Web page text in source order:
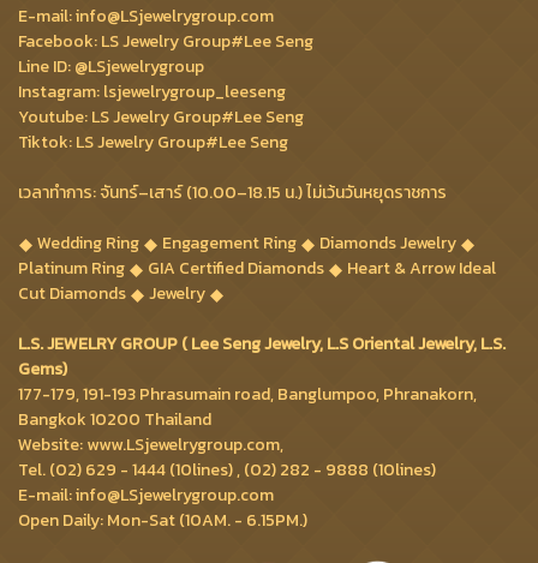
E-mail: info@LSjewelrygroup.com
Facebook: LS Jewelry Group#Lee Seng
Line ID: @LSjewelrygroup
Instagram: lsjewelrygroup_leeseng
Youtube: LS Jewelry Group#Lee Seng
Tiktok: LS Jewelry Group#Lee Seng
เวลาทำการ: จันทร์–เสาร์ (10.00–18.15 น.) ไม่เว้นวันหยุดราชการ
Wedding Ring
Engagement Ring
Diamonds Jewelry
Platinum Ring
GIA Certified Diamonds
Heart & Arrow Ideal
Cut Diamonds
Jewelry
L.S. JEWELRY GROUP ( Lee Seng Jewelry, L.S Oriental Jewelry, L.S.
Gems)
177-179, 191-193 Phrasumain road, Banglumpoo, Phranakorn,
Bangkok 10200 Thailand
Website: www.LSjewelrygroup.com,
Tel. (02) 629 - 1444 (10lines) , (02) 282 - 9888 (10lines)
E-mail: info@LSjewelrygroup.com
Open Daily: Mon-Sat (10AM. - 6.15PM.)